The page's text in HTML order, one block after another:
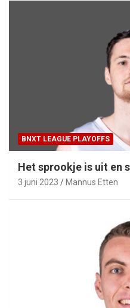
BNXT LEAGUE PLAYOFFS
Het sprookje is uit en
3 juni 2023 Mannus Etten